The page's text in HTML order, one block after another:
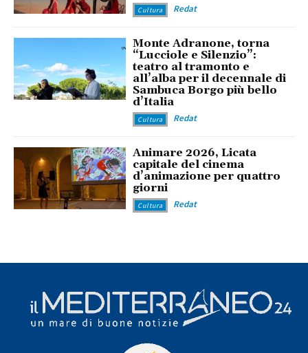
Cultura Redat
Monte Adranone, torna
“Lucciole e Silenzio”:
teatro al tramonto e
all’alba per il decennale di
Sambuca Borgo più bello
d’Italia
Cultura Redat
Animare 2026, Licata
capitale del cinema
d’animazione per quattro
giorni
Cultura Redat